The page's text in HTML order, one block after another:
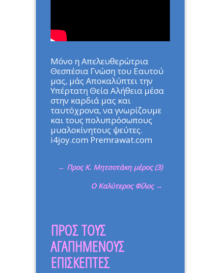
Μόνο η Απελευθερώτρια
Θεσπέσια Γνώση του Εαυτού
μας, μάς Αποκαλύπτει την
Υπέρτατη Θεία Αλήθεια μέσα
στην καρδιά μας και
ταυτόχρονα, να γνωρίζουμε
και τους πολυπρόσωπους
μυαλοκίνητους ψεύτες.
i4joy.com Premrawat.com
← Προς Κ. Μητσοτάκη μέρος (3)
Ο Καλύτερος Φίλος →
ΠΡΟΣ ΤΟΥΣ
ΑΓΑΠΗΜΕΝΟΥΣ
ΕΠΙΣΚΕΠΤΕΣ